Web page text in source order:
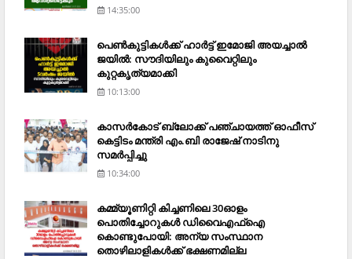
14:35:00
പെണ്‍കുട്ടികള്‍ക്ക് ഹാര്‍ട്ട് ഇമോജി അയച്ചാല്‍
ജയില്‍: സൗദിയിലും കുവൈറ്റിലും
കുറ്റകൃത്യമാക്കി
10:13:00
കാസര്‍കോട് ബ്ലോക്ക് പഞ്ചായത്ത് ഓഫീസ്
കെട്ടിടം മന്ത്രി എം.ബി രാജേഷ് നാടിനു
സമര്‍പ്പിച്ചു
10:34:00
കമ്മ്യൂണിറ്റി കിച്ചണിലെ 30ഓളം
പൊതിച്ചോറുകള്‍ ഡിവൈഎഫ്‌ഐ
കൊണ്ടുപോയി: അന്യ സംസ്ഥാന
തൊഴിലാളികള്‍ക്ക് ഭക്ഷണമില്ല